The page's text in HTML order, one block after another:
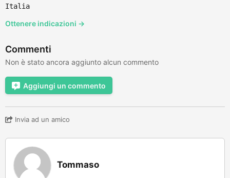
Italia
Ottenere indicazioni →
Commenti
Non è stato ancora aggiunto alcun commento
Aggiungi un commento
Invia ad un amico
Tommaso